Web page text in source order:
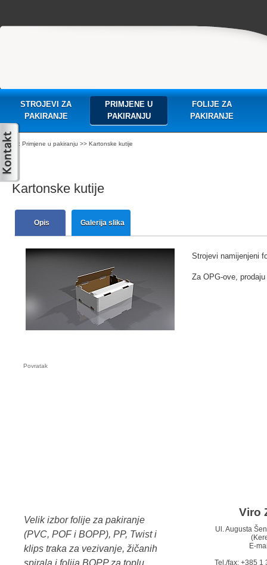
STROJEVI ZA
PAKIRANJE
PRIMJENE U
PAKIRANJU
FOLIJE ZA
PAKIRANJE
: Primjene u pakiranju >> Kartonske kutije
Kartonske kutije
Opis Galerija slika
Strojevi namijenjeni
Za OPG-ove,
Povratak
Velik izbor folije za pakiranje
(PVC, POF i BOPP), PP, Twist i
klips traka za vezivanje, žičanih
spirala i folija BOPP za toplu
Viro
Ul. Augusta
E-
Tel./fax: +385 1